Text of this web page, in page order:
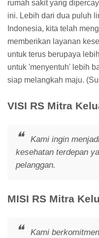
rumah sakit yang
ini. Lebih dari dua puluh
Indonesia, kita telah
memberikan layanan
untuk terus berupaya
untuk 'menyentuh' lebih
siap melangkah maju.
VISI RS Mitra
Kami ingin
kesehatan terdepan
pelanggan.
MISI RS Mitra
Kami